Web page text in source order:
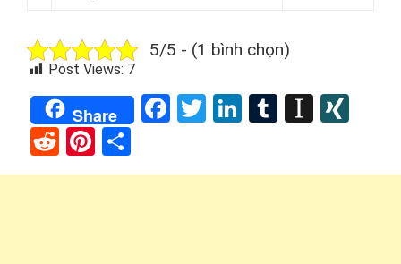
5/5 - (1 bình chọn)
Post Views: 7
Share Facebook
TwitterLinkedIn
Tumblr
RedditPinterest